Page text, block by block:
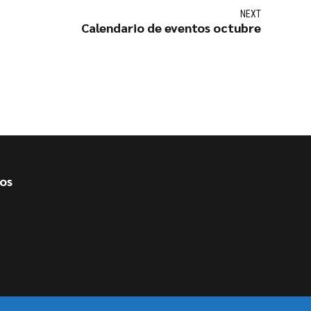
NEXT
Calendario de eventos octubre